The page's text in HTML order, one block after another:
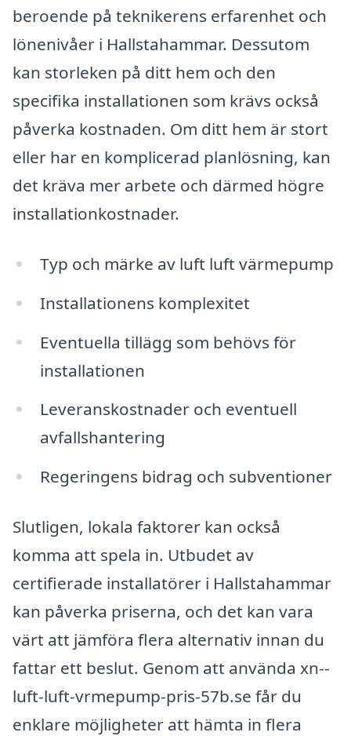
beroende på teknikerens erfarenhet och
lönenivåer i Hallstahammar. Dessutom
kan storleken på ditt hem och den
specifika installationen som krävs också
påverka kostnaden. Om ditt hem är stort
eller har en komplicerad planlösning, kan
det kräva mer arbete och därmed högre
installationkostnader.
Typ och märke av luft luft värmepump
Installationens komplexitet
Eventuella tillägg som behövs för
installationen
Leveranskostnader och eventuell
avfallshantering
Regeringens bidrag och subventioner
Slutligen, lokala faktorer kan också
komma att spela in. Utbudet av
certifierade installatörer i Hallstahammar
kan påverka priserna, och det kan vara
värt att jämföra flera alternativ innan du
fattar ett beslut. Genom att använda xn--
luft-luft-vrmepump-pris-57b.se får du
enklare möjligheter att hämta in flera